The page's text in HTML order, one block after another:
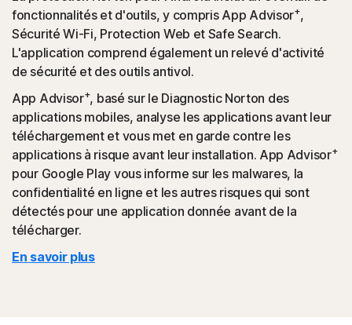
fonctionnalités et d'outils, y compris App Advisor+,
Sécurité Wi-Fi, Protection Web et Safe Search.
L'application comprend également un relevé d'activité
de sécurité et des outils antivol.
App Advisor+, basé sur le Diagnostic Norton des
applications mobiles, analyse les applications avant leur
téléchargement et vous met en garde contre les
applications à risque avant leur installation. App Advisor+
pour Google Play vous informe sur les malwares, la
confidentialité en ligne et les autres risques qui sont
détectés pour une application donnée avant de la
télécharger.
En savoir plus